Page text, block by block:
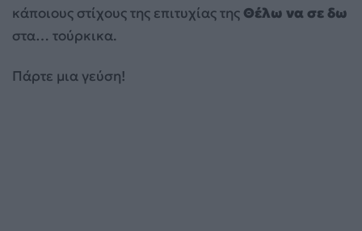
κάποιους στίχους της επιτυχίας της Θέλω να σε δω
στα… τούρκικα.
Πάρτε μια γεύση!